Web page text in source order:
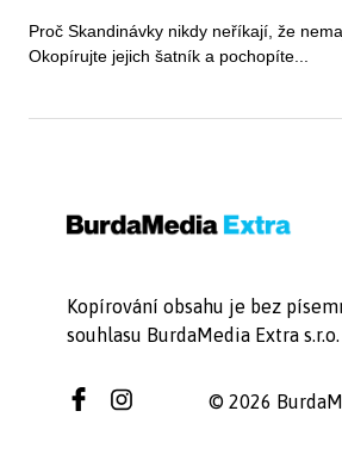
Proč Skandinávky nikdy neříkají, že
Okopírujte jejich šatník a pochopíte...
Kopírování obsahu je bez
souhlasu BurdaMedia Extra
© 2026